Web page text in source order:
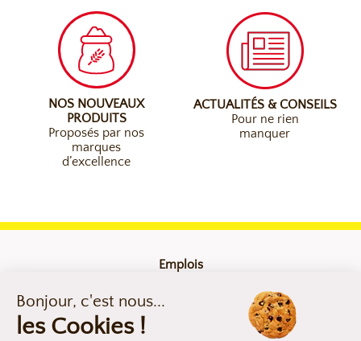
NOS NOUVEAUX
PRODUITS
Proposés par nos
marques
d’excellence
ACTUALITÉS & CONSEILS
Pour ne rien
manquer
Emplois
Mentions légales